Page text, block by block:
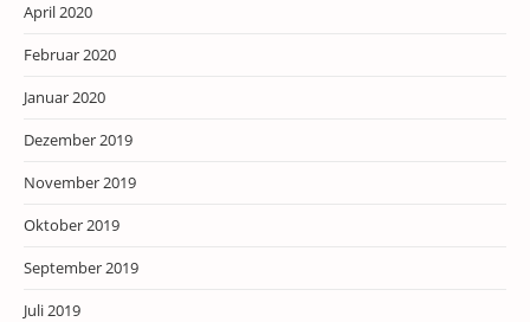
April 2020
Februar 2020
Januar 2020
Dezember 2019
November 2019
Oktober 2019
September 2019
Juli 2019